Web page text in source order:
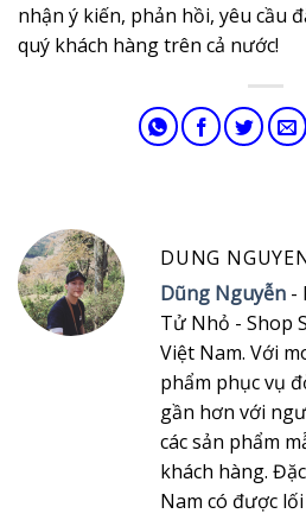
nhận ý kiến, phản hồi, yêu cầu
quý khách hàng trên cả nước!
DUNG
Dũng Nguyễn -
Tử Nhỏ - Shop
Việt Nam. Với
phẩm phục vụ
gần hơn với
các sản phẩm
khách hàng.
Nam có được